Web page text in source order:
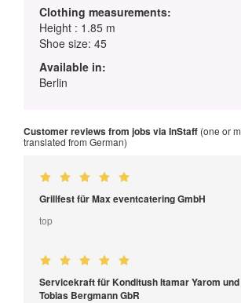
Clothing measurements:
Height : 1.85 m
Shoe size: 45
Available in:
Berlin
Customer reviews from jobs via InStaff (one or
translated from German)
Grillfest für Max eventcatering GmbH
top
Servicekraft für Konditush Itamar Yarom und
Tobias Bergmann GbR